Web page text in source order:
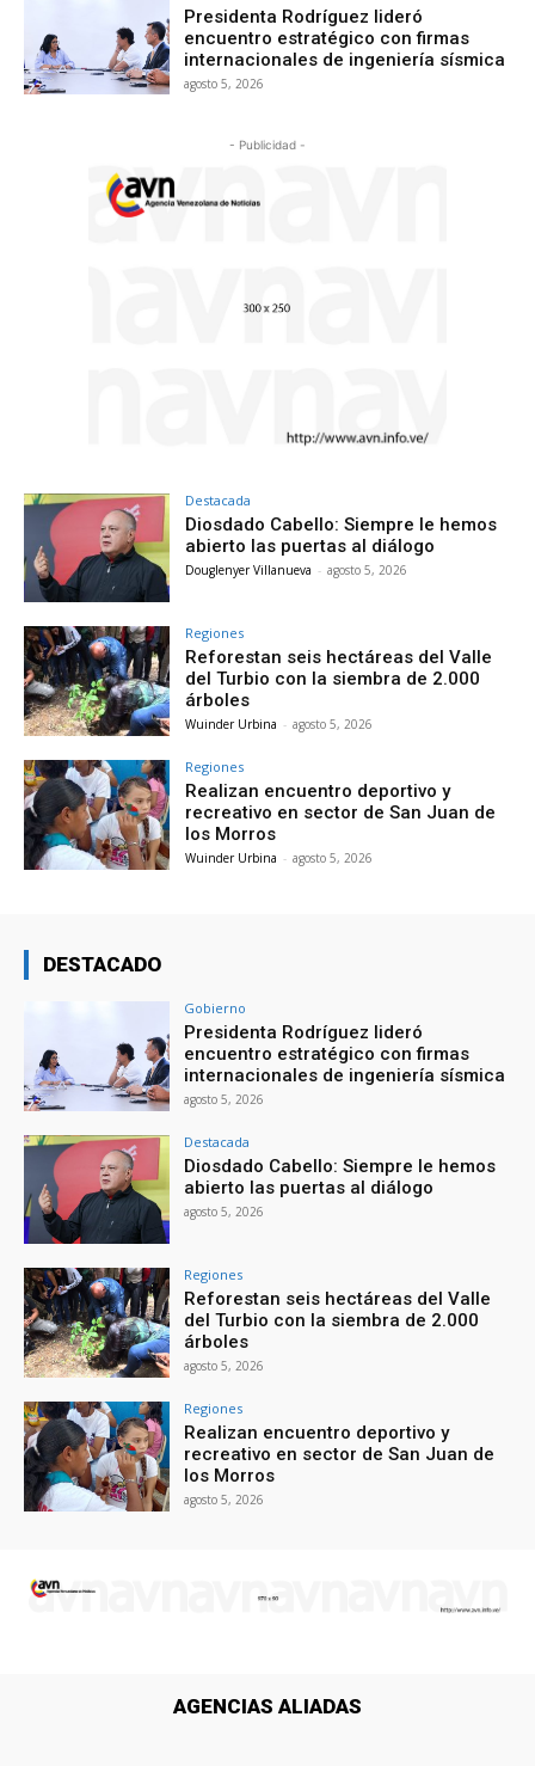
Presidenta Rodríguez lideró
encuentro estratégico con firmas
internacionales de ingeniería sísmica
agosto 5, 2026
- Publicidad -
Destacada
Diosdado Cabello: Siempre le hemos
abierto las puertas al diálogo
Douglenyer Villanueva - agosto 5, 2026
Regiones
Reforestan seis hectáreas del Valle
del Turbio con la siembra de 2.000
árboles
Wuinder Urbina - agosto 5, 2026
Regiones
Realizan encuentro deportivo y
recreativo en sector de San Juan de
los Morros
Wuinder Urbina - agosto 5, 2026
DESTACADO
Gobierno
Presidenta Rodríguez lideró
encuentro estratégico con firmas
internacionales de ingeniería sísmica
agosto 5, 2026
Destacada
Diosdado Cabello: Siempre le hemos
abierto las puertas al diálogo
agosto 5, 2026
Regiones
Reforestan seis hectáreas del Valle
del Turbio con la siembra de 2.000
árboles
agosto 5, 2026
Regiones
Realizan encuentro deportivo y
recreativo en sector de San Juan de
los Morros
agosto 5, 2026
AGENCIAS ALIADAS